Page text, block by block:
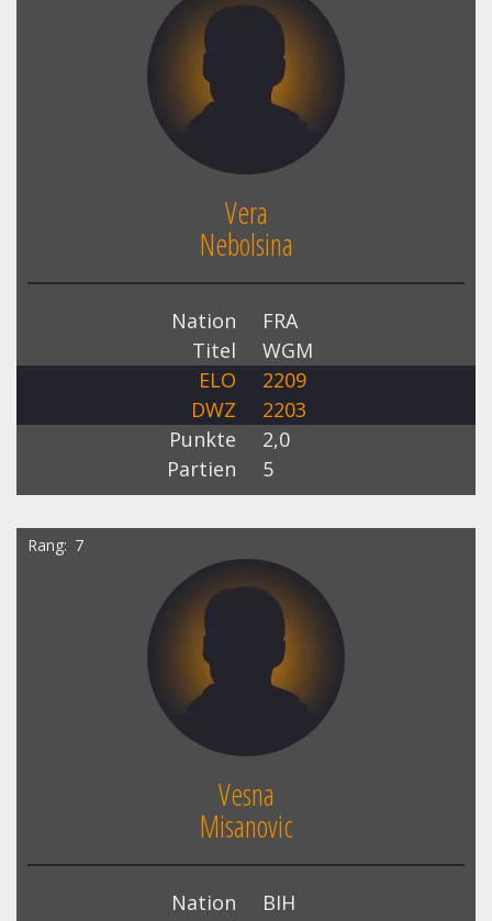
Vera
Nebolsina
Nation
FRA
Titel
WGM
ELO
2209
DWZ
2203
Punkte
2,0
Partien
5
Rang 7
Vesna
Misanovic
Nation
BIH